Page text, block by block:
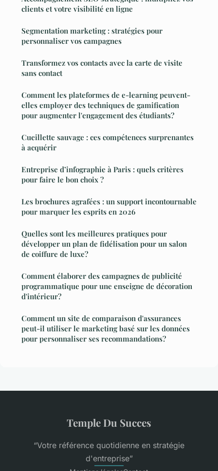
clients et votre visibilité en ligne
Segmentation marketing : stratégies pour
personnaliser vos campagnes
Transformez vos contacts avec la carte de visite
sans contact
Comment les plateformes de e-learning peuvent-
elles employer des techniques de gamification
pour augmenter l'engagement des étudiants?
Cueillette sauvage : ces compétences surprenantes
à acquérir
Entreprise d’infographie à Paris : quels critères
pour faire le bon choix ?
Les brochures agrafées : un support incontournable
pour marquer les esprits en 2026
Quelles sont les meilleures pratiques pour
développer un plan de fidélisation pour un salon
de coiffure de luxe?
Comment élaborer des campagnes de publicité
programmatique pour une enseigne de décoration
d'intérieur?
Comment un site de comparaison d'assurances
peut-il utiliser le marketing basé sur les données
pour personnaliser ses recommandations?
Temple Du Succes
“Votre référence quotidienne en stratégie
d'entreprise”